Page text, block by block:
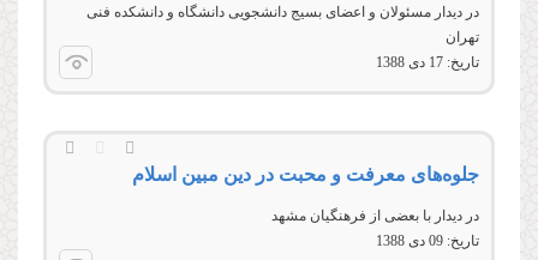
در دیدار مسئولان و اعضای بسیج دانشجویی دانشگاه و دانشکده فنی
تهران
تاریخ: 17 دى 1388
جلوه‌های معرفت و محبت در دین مبین اسلام
در دیدار با بعضی از فرهنگیان مشهد
تاریخ: 09 دى 1388